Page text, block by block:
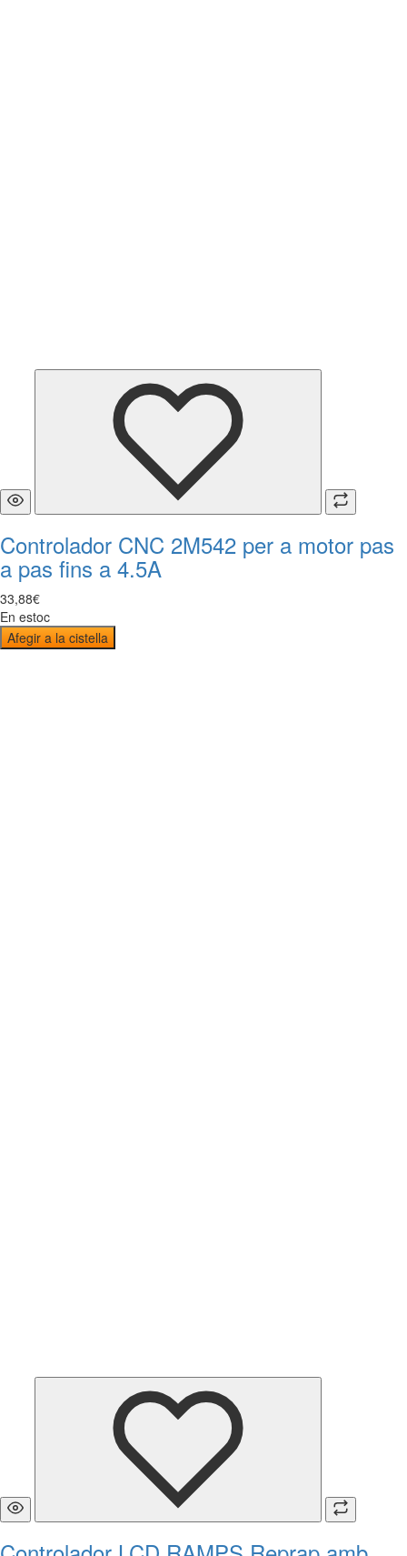
Controlador CNC 2M542 per a motor pas
a pas fins a 4.5A
33,88€
En estoc
Afegir a la cistella